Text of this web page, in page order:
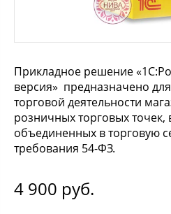
Прикладное решение
версия» предназначено
торговой деятельности
розничных торговых точек,
объединенных в торговую
требования 54-ФЗ.
4 900 руб.